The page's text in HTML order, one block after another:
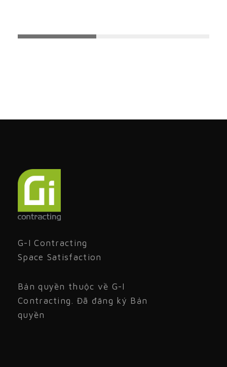
G-I Contracting
Space Satisfaction
Bản quyền thuộc về G-I
Contracting. Đã đăng ký Bản
quyền